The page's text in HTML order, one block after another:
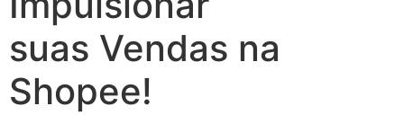
suas Vendas na
Shopee!